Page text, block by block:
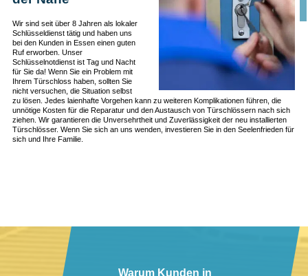
Wir sind seit über 8 Jahren als lokaler
Schlüsseldienst tätig und haben uns
bei den Kunden in Essen einen guten
Ruf erworben. Unser
Schlüsselnotdienst ist Tag und Nacht
für Sie da! Wenn Sie ein Problem mit
Ihrem Türschloss haben, sollten Sie
nicht versuchen, die Situation selbst
zu lösen. Jedes laienhafte Vorgehen kann zu weiteren Komplikationen führen, die
unnötige Kosten für die Reparatur und den Austausch von Türschlössern nach sich
ziehen. Wir garantieren die Unversehrtheit und Zuverlässigkeit der neu installierten
Türschlösser. Wenn Sie sich an uns wenden, investieren Sie in den Seelenfrieden für
sich und Ihre Familie.
Warum Kunden in